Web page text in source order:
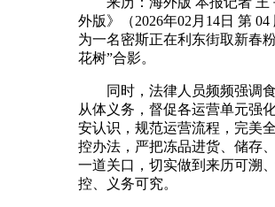
外版》（2026年02月14日 第 04
为一名密斯正在利东街取新春
花树”合影。
同时，法律人员频频强调
从体义务，督促各运营单元强
安认识，规范运营流程，完美
控办法，严把冻品进货、储存
一道关口，切实做到来历可溯
控、义务可究。